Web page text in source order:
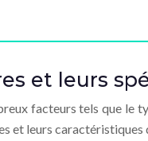
et leurs
facteurs tels que le
et leurs